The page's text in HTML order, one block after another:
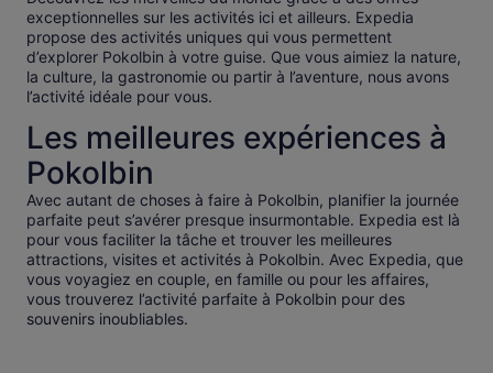
exceptionnelles sur les activités ici et ailleurs. Expedia
propose des activités uniques qui vous permettent
d’explorer Pokolbin à votre guise. Que vous aimiez la nature,
la culture, la gastronomie ou partir à l’aventure, nous avons
l’activité idéale pour vous.
Les meilleures expériences à
Pokolbin
Avec autant de choses à faire à Pokolbin, planifier la journée
parfaite peut s’avérer presque insurmontable. Expedia est là
pour vous faciliter la tâche et trouver les meilleures
attractions, visites et activités à Pokolbin. Avec Expedia, que
vous voyagiez en couple, en famille ou pour les affaires,
vous trouverez l’activité parfaite à Pokolbin pour des
souvenirs inoubliables.